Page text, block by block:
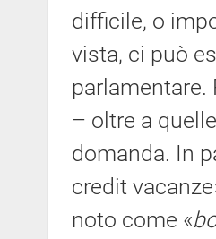
difficile, o
vista, ci può
– oltre a
domanda. In
credit
noto come «